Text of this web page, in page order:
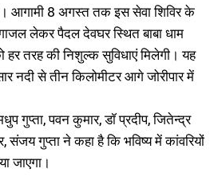
आगामी 8 अगस्त तक इस सेवा शिविर के
लेकर पैदल देवघर स्थित बाबा धाम
हर तरह की निशुल्क सुविधाएं मिलेगी। यह
नदी से तीन किलोमीटर आगे जोरीपार में
गुप्ता, पवन कुमार, डॉ प्रदीप, जितेन्द्र
संजय गुप्ता ने कहा है कि भविष्य में कांवरियों
जाएगा।